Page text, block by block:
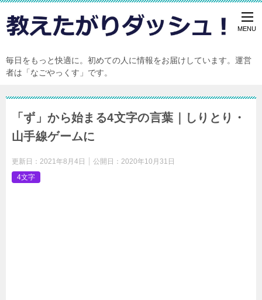
毎日をもっと快適に。初めての人に情報をお届けしています。運営
者は「なごやっくす」です。
「ず」から始まる4文字の言葉｜しりとり・
山手線ゲームに
更新日： 2021年8月4日 公開日： 2020年10月31日
4文字